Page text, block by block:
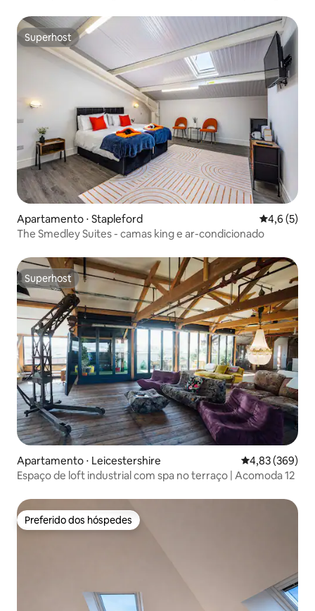
Superhost
Superhost
Apartamento ⋅ Stapleford 4,6 de
4,6 (5)
The Smedley Suites - camas king e ar-condicionado
Superhost
Superhost
Apartamento ⋅ Leicestershire 4,83 de uma
4,83 (369)
Espaço de loft industrial com spa no terraço | Acomoda 12
Preferido dos hóspedes
Preferido dos hóspedes